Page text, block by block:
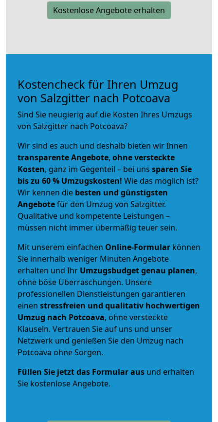
Kostenlose Angebote erhalten
Kostencheck für Ihren Umzug
von Salzgitter nach Potcoava
Sind Sie neugierig auf die Kosten Ihres Umzugs
von Salzgitter nach Potcoava?
Wir sind es auch und deshalb bieten wir Ihnen
transparente Angebote, ohne versteckte
Kosten, ganz im Gegenteil – bei uns sparen Sie
bis zu 60 % Umzugskosten! Wie das möglich ist?
Wir kennen die besten und günstigsten
Angebotefür den Umzug von Salzgitter.
Qualitative und kompetente Leistungen –
müssen nicht immer übermäßig teuer sein.
Mit unserem einfachen Online-Formular können
Sie innerhalb weniger Minuten Angebote
erhalten und Ihr Umzugsbudgetgenau planen,
ohne böse Überraschungen. Unsere
professionellen Dienstleistungen garantieren
einen stressfreien und qualitativ hochwertigen
Umzug nach Potcoava, ohne versteckte
Klauseln. Vertrauen Sie auf uns und unser
Netzwerk und genießen Sie den Umzug nach
Potcoava ohne Sorgen.
Füllen Sie jetzt das Formular aus und erhalten
Sie kostenlose Angebote.